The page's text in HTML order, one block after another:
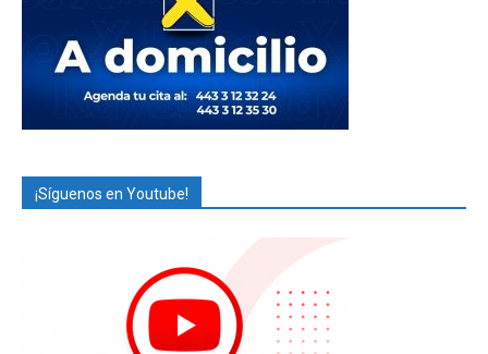
¡Síguenos en Youtube!